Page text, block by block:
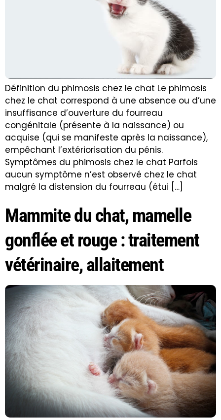
Définition du phimosis chez le chat Le phimosis
chez le chat correspond à une absence ou d’une
insuffisance d’ouverture du fourreau
congénitale (présente à la naissance) ou
acquise (qui se manifeste après la naissance),
empêchant l’extériorisation du pénis.
Symptômes du phimosis chez le chat Parfois
aucun symptôme n’est observé chez le chat
malgré la distension du fourreau (étui […]
Mammite du chat, mamelle
gonflée et rouge : traitement
vétérinaire, allaitement